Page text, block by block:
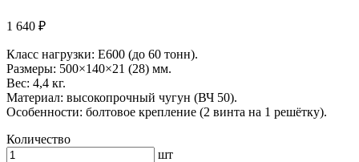
1 640 ₽
Класс нагрузки: E600 (до 60 тонн).
Размеры: 500×140×21 (28) мм.
Вес: 4,4 кг.
Материал: высокопрочный чугун (ВЧ 50).
Особенности: болтовое крепление (2 винта на 1 решётку).
Количество
шт